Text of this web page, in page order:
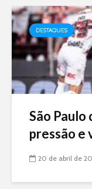
DESTAQUES
São Paulo
pressão e
20 de abril de